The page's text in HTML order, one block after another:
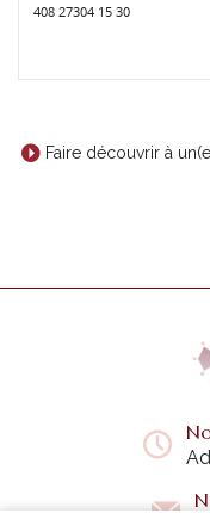
408 27304 15 30
Faire découvrir à